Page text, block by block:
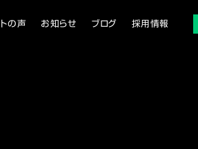
の声 お知らせ ブログ 採用情報